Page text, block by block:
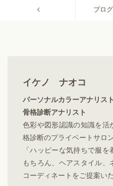
ブロ
イケノ ナオコ
パーソナルカラーアナリスト
骨格診断アナリスト
色彩や図形認識の知識を活
格診断のプライベートサロ
「ハッピーな気持ちで服
もちろん、ヘアスタイル
コーディネートをご提案い